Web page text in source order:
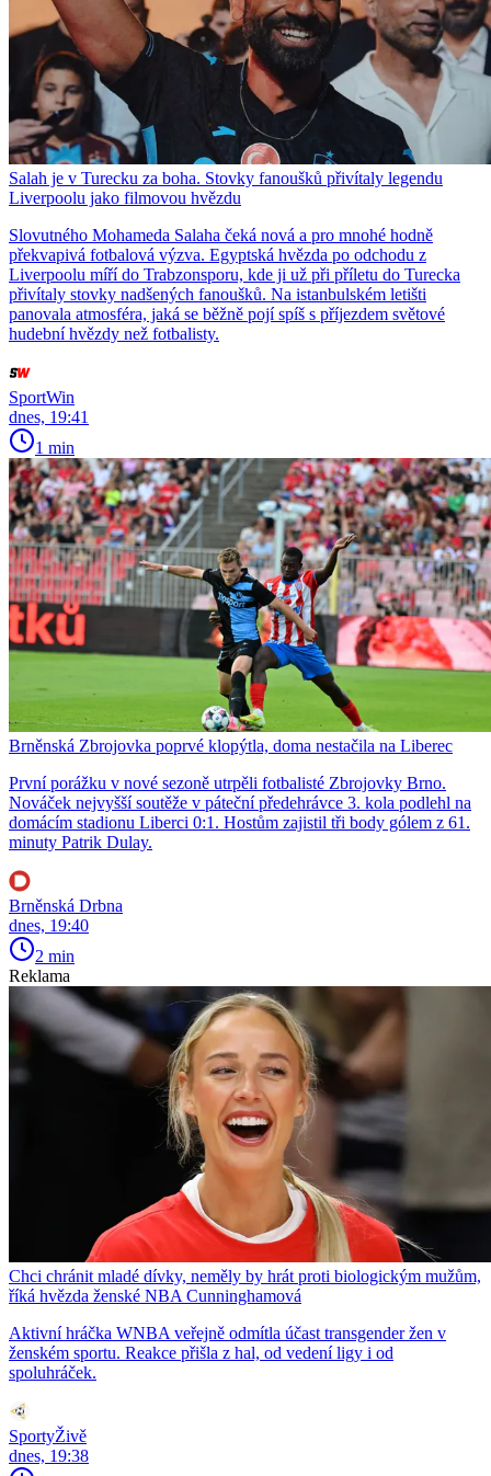
Salah je v Turecku za boha. Stovky fanoušků přivítaly legendu
Liverpoolu jako filmovou hvězdu
Slovutného Mohameda Salaha čeká nová a pro mnohé hodně
překvapivá fotbalová výzva. Egyptská hvězda po odchodu z
Liverpoolu míří do Trabzonsporu, kde ji už při příletu do Turecka
přivítaly stovky nadšených fanoušků. Na istanbulském letišti
panovala atmosféra, jaká se běžně pojí spíš s příjezdem světové
hudební hvězdy než fotbalisty.
SportWin
dnes, 19:41
1 min
Brněnská Zbrojovka poprvé klopýtla, doma nestačila na Liberec
První porážku v nové sezoně utrpěli fotbalisté Zbrojovky Brno.
Nováček nejvyšší soutěže v páteční předehrávce 3. kola podlehl na
domácím stadionu Liberci 0:1. Hostům zajistil tři body gólem z 61.
minuty Patrik Dulay.
Brněnská Drbna
dnes, 19:40
2 min
Reklama
Chci chránit mladé dívky, neměly by hrát proti biologickým mužům,
říká hvězda ženské NBA Cunninghamová
Aktivní hráčka WNBA veřejně odmítla účast transgender žen v
ženském sportu. Reakce přišla z hal, od vedení ligy i od
spoluhráček.
SportyŽivě
dnes, 19:38